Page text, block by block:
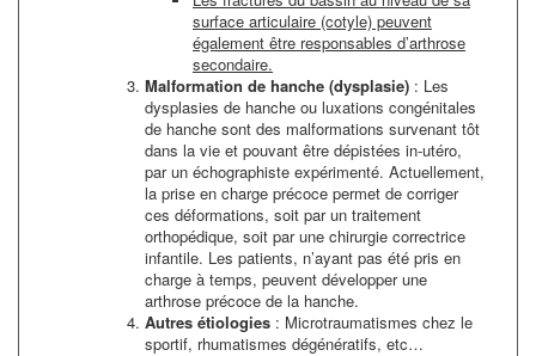
surface articulaire (cotyle) peuvent
également être responsables d’arthrose
secondaire.
Malformation de hanche (dysplasie) : Les
dysplasies de hanche ou luxations congénitales
de hanche sont des malformations survenant tôt
dans la vie et pouvant être dépistées in-utéro,
par un échographiste expérimenté. Actuellement,
la prise en charge précoce permet de corriger
ces déformations, soit par un traitement
orthopédique, soit par une chirurgie correctrice
infantile. Les patients, n’ayant pas été pris en
charge à temps, peuvent développer une
arthrose précoce de la hanche.
Autres étiologies : Microtraumatismes chez le
sportif, rhumatismes dégénératifs, etc…